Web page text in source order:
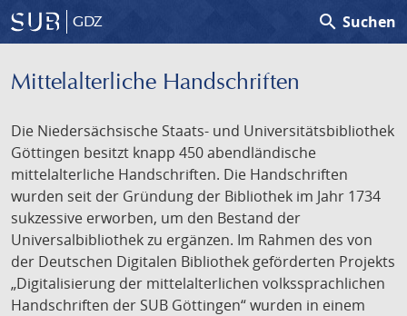
GDZ search Suchen
Mittelalterliche Handschriften
Die Niedersächsische Staats- und Universitätsbibliothek
Göttingen besitzt knapp 450 abendländische
mittelalterliche Handschriften. Die Handschriften
wurden seit der Gründung der Bibliothek im Jahr 1734
sukzessive erworben, um den Bestand der
Universalbibliothek zu ergänzen. Im Rahmen des von
der Deutschen Digitalen Bibliothek geförderten Projekts
„Digitalisierung der mittelalterlichen volkssprachlichen
Handschriften der SUB Göttingen“ wurden in einem